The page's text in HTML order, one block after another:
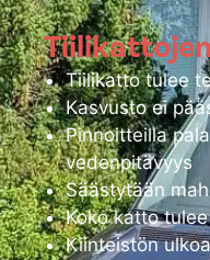
Tiilikatto tulee
Kasvusto ei
Pinnoitteilla
vedenpitävyys
Säästytään
Koko katto
Kiinteistön